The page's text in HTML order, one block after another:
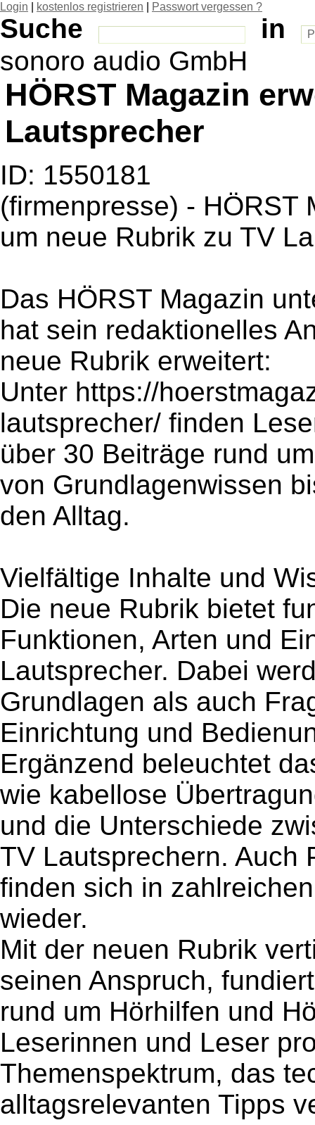
Login kostenlos registrieren Passwort vergessen ?
Suche
in
sonoro audio GmbH
HÖRST Magazin
Lautsprecher
ID: 1550181
(firmenpresse) - HÖRST
um neue Rubrik zu TV
Das HÖRST Magazin
hat sein redaktionelles
neue Rubrik erweitert:
Unter https://
lautsprecher/ finden
über 30 Beiträge rund
von Grundlagenwissen
den Alltag.
Vielfältige Inhalte und
Die neue Rubrik bietet
Funktionen, Arten und
Lautsprecher. Dabei
Grundlagen als auch
Einrichtung und
Ergänzend beleuchtet
wie kabellose
und die Unterschiede
TV Lautsprechern. Auch
finden sich in
wieder.
Mit der neuen Rubrik
seinen Anspruch,
rund um Hörhilfen und
Leserinnen und Leser
Themenspektrum, das
alltagsrelevanten Tipps